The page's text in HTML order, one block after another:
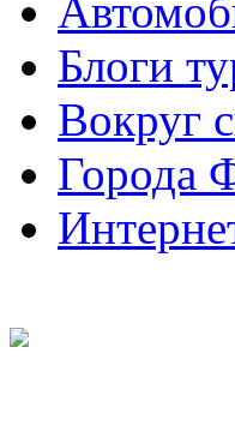
Блоги
Вокруг
Города